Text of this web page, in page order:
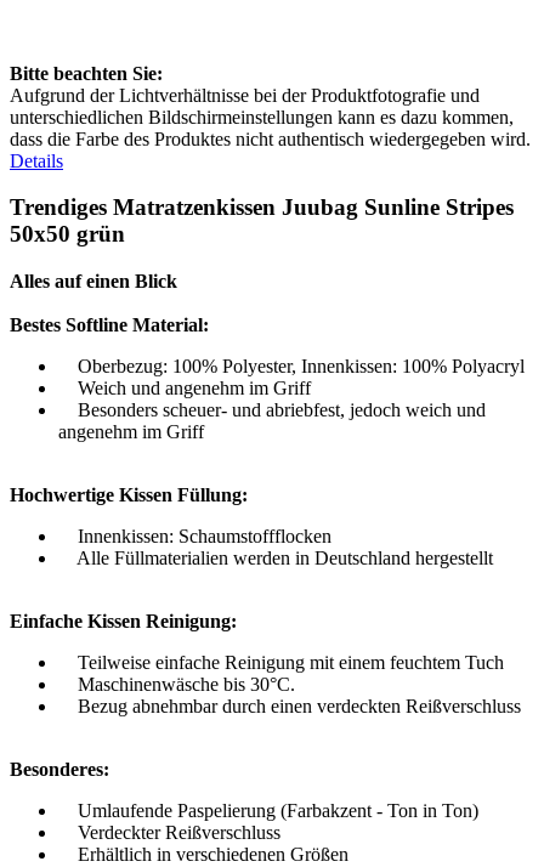
Bitte beachten Sie:
Aufgrund der Lichtverhältnisse bei der Produktfotografie und
unterschiedlichen Bildschirmeinstellungen kann es dazu kommen,
dass die Farbe des Produktes nicht authentisch wiedergegeben wird.
Details
Trendiges Matratzenkissen Juubag Sunline Stripes
50x50 grün
Alles auf einen Blick
Bestes Softline Material:
Oberbezug: 100% Polyester, Innenkissen: 100% Polyacryl
Weich und angenehm im Griff
Besonders scheuer- und abriebfest, jedoch weich und
angenehm im Griff
Hochwertige Kissen Füllung:
Innenkissen: Schaumstoffflocken
Alle Füllmaterialien werden in Deutschland hergestellt
Einfache Kissen Reinigung:
Teilweise einfache Reinigung mit einem feuchtem Tuch
Maschinenwäsche bis 30°C.
Bezug abnehmbar durch einen verdeckten Reißverschluss
Besonderes:
Umlaufende Paspelierung (Farbakzent - Ton in Ton)
Verdeckter Reißverschluss
Erhältlich in verschiedenen Größen